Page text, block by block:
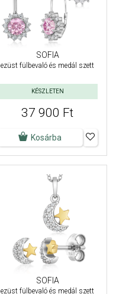
SOFIA
ezüst fülbevaló és medál szett
KÉSZLETEN
37 900 Ft
Kosárba
SOFIA
ezüst fülbevaló és medál szett